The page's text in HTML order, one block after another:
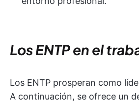
Los ENTP en el
Los ENTP prosperan como
A continuación, se ofrece un